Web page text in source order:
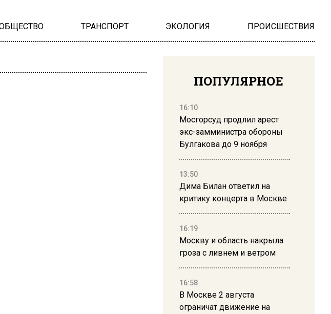
ТРАНСПОРТ ЭКОЛОГИЯ ПРОИСШЕСТВИЯ
ПОПУЛЯРНОЕ
16:10
Мосгорсуд продлил арест
экс-замминистра обороны
Булгакова до 9 ноября
13:50
Дима Билан ответил на
критику концерта в Москве
16:19
Москву и область накрыла
гроза с ливнем и ветром
16:58
В Москве 2 августа
ограничат движение на